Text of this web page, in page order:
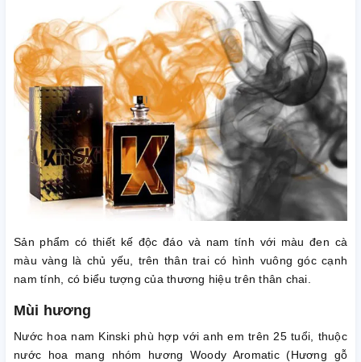
Sản phẩm có thiết kế độc đáo và nam tính với màu đen cà
màu vàng là chủ yếu, trên thân trai có hình vuông góc cạnh
nam tính, có biểu tượng của thương hiệu trên thân chai.
Mùi hương
Nước hoa nam Kinski phù hợp với anh em trên 25 tuổi, thuộc
nước hoa mang nhóm hương Woody Aromatic (Hương gỗ